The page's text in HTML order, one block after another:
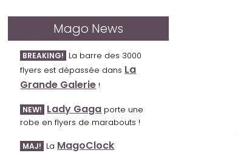
Mago News
BREAKING! La barre des 3000
flyers est dépassée dans La
Grande Galerie !
NEW! Lady Gaga porte une
robe en flyers de marabouts !
MAJ! La MagoClock